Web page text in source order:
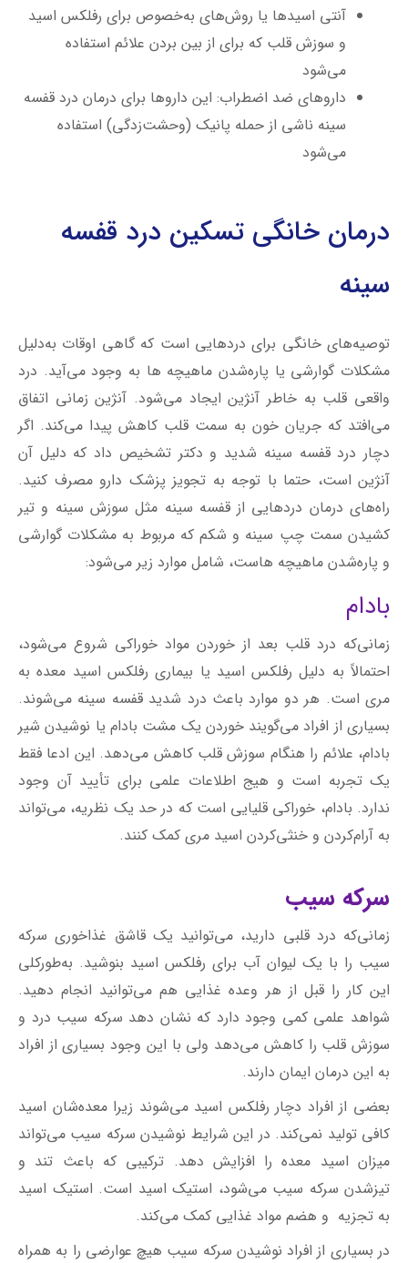
آنتی اسیدها یا روش‌های به‌خصوص برای رفلکس اسید
و سوزش قلب که برای از بین بردن علائم استفاده
می‌شود
داروهای ضد اضطراب: این داروها برای درمان درد قفسه
سینه ناشی از حمله پانیک (وحشت‌زدگی) استفاده
می‌شود
درمان خانگی تسکین درد قفسه
سینه
توصیه‌های خانگی برای درد‌هایی است که گاهی اوقات به‌دلیل
مشکلات گوارشی یا پاره‌شدن ماهیچه‌ ها به ‌وجود می‌آید. درد
واقعی قلب به‌ خاطر آنژین ایجاد می‌شود. آنژین زمانی اتفاق
می‌افتد که جریان خون به سمت قلب کاهش پیدا می‌کند. اگر
دچار درد قفسه سینه شدید و دکتر تشخیص داد که دلیل آن
آنژین است، حتما با توجه به تجویز پزشک دارو مصرف کنید.
راه‌های درمان دردهایی از قفسه سینه مثل سوزش سینه و تیر
کشیدن سمت چپ سینه و شکم که مربوط به مشکلات گوارشی
و پاره‌شدن ماهیچه‌ هاست، شامل موارد زیر می‌شود:
بادام
زمانی‌که درد قلب بعد از خوردن مواد خوراکی شروع می‌شود،
احتمالاً به ‌دلیل رفلکس اسید یا بیماری رفلکس اسید معده به
مری است. هر دو موارد باعث درد شدید قفسه سینه می‌شوند.
بسیاری از افراد می‌گویند خوردن یک مشت بادام یا نوشیدن شیر
بادام، علائم را هنگام سوزش قلب کاهش می‌دهد. این ادعا فقط
یک تجربه است و هیج اطلاعات علمی برای تأیید آن وجود
ندارد. بادام، خوراکی قلیایی است که در حد یک نظریه، می‌تواند
به آرام‌کردن و خنثی‌کردن اسید مری کمک کنند.
سرکه سیب
زمانی‌که درد قلبی دارید، می‌توانید یک قاشق غذاخوری سرکه
سیب را با یک لیوان آب برای رفلکس اسید بنوشید. به‌طور‌کلی
این کار را قبل از هر وعده غذایی هم می‌توانید انجام دهید.
شواهد علمی کمی وجود دارد که نشان دهد سرکه سیب درد و
سوزش قلب را کاهش می‌دهد ولی با این وجود بسیاری از افراد
به این درمان ایمان دارند.
بعضی از افراد دچار رفلکس اسید می‌شوند زیرا معده‌شان اسید
کافی تولید نمی‌کند. در این شرایط نوشیدن سرکه سیب می‌تواند
میزان اسید معده را افزایش دهد. ترکیبی که باعث تند و
تیز‌شدن سرکه سیب می‌شود، استیک اسید است. استیک اسید
به تجزیه و هضم مواد غذایی کمک می‌کند.
در بسیاری از افراد نوشیدن سرکه سیب هیچ عوارضی را به همراه